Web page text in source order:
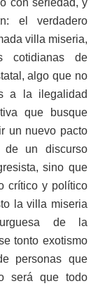
el verdadero
villa miseria,
cotidianas de
algo que no
a la ilegalidad
que busque
un nuevo pacto
un discurso
sino que
crítico y político
la villa miseria
de la
tonto exotismo
personas que
será que todo